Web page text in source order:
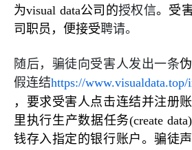
为visual data公司的授权信。受
司职员，便接受聘请。
随后，骗徒向受害人发出一条伪
假连结https://
，要求受害人点击连结并注册
里执行生产数据任务(create data)
钱存入指定的银行账户。骗徒